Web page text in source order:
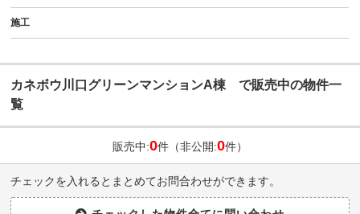
施工
カネボウ川口グリーンマンションA棟 で販売中の物件一
覧
販売中:0件（非公開:0件）
チェックを入れるとまとめてお問合わせができます。